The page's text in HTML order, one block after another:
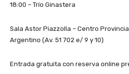
18:00 – Trío Ginastera
Sala Astor Piazzolla – Centro
Argentino (Av. 51 702 e/ 9 y 10)
Entrada gratuita con reserva online